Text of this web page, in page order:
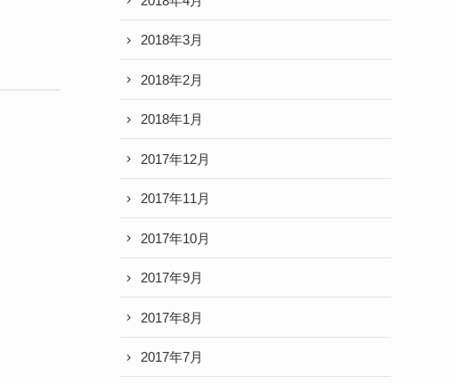
2018年3月
2018年2月
2018年1月
2017年12月
2017年11月
2017年10月
2017年9月
2017年8月
2017年7月